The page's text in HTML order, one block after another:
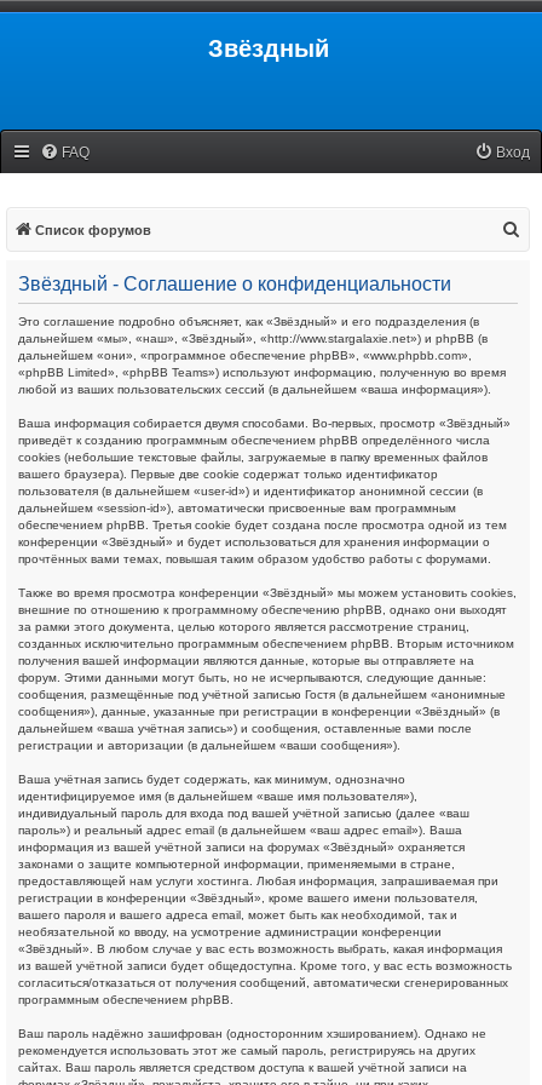
Звёздный
FAQ Вход
Список форумов
Звёздный - Соглашение о конфиденциальности
Это соглашение подробно объясняет, как «Звёздный» и его подразделения (в
дальнейшем «мы», «наш», «Звёздный», «http://www.stargalaxie.net») и phpBB (в
дальнейшем «они», «программное обеспечение phpBB», «www.phpbb.com»,
«phpBB Limited», «phpBB Teams») используют информацию, полученную во время
любой из ваших пользовательских сессий (в дальнейшем «ваша информация»).
Ваша информация собирается двумя способами. Во-первых, просмотр «Звёздный»
приведёт к созданию программным обеспечением phpBB определённого числа
cookies (небольшие текстовые файлы, загружаемые в папку временных файлов
вашего браузера). Первые две cookie содержат только идентификатор
пользователя (в дальнейшем «user-id») и идентификатор анонимной сессии (в
дальнейшем «session-id»), автоматически присвоенные вам программным
обеспечением phpBB. Третья cookie будет создана после просмотра одной из тем
конференции «Звёздный» и будет использоваться для хранения информации о
прочтённых вами темах, повышая таким образом удобство работы с форумами.
Также во время просмотра конференции «Звёздный» мы можем установить cookies,
внешние по отношению к программному обеспечению phpBB, однако они выходят
за рамки этого документа, целью которого является рассмотрение страниц,
созданных исключительно программным обеспечением phpBB. Вторым источником
получения вашей информации являются данные, которые вы отправляете на
форум. Этими данными могут быть, но не исчерпываются, следующие данные:
сообщения, размещённые под учётной записью Гостя (в дальнейшем «анонимные
сообщения»), данные, указанные при регистрации в конференции «Звёздный» (в
дальнейшем «ваша учётная запись») и сообщения, оставленные вами после
регистрации и авторизации (в дальнейшем «ваши сообщения»).
Ваша учётная запись будет содержать, как минимум, однозначно
идентифицируемое имя (в дальнейшем «ваше имя пользователя»),
индивидуальный пароль для входа под вашей учётной записью (далее «ваш
пароль») и реальный адрес email (в дальнейшем «ваш адрес email»). Ваша
информация из вашей учётной записи на форумах «Звёздный» охраняется
законами о защите компьютерной информации, применяемыми в стране,
предоставляющей нам услуги хостинга. Любая информация, запрашиваемая при
регистрации в конференции «Звёздный», кроме вашего имени пользователя,
вашего пароля и вашего адреса email, может быть как необходимой, так и
необязательной ко вводу, на усмотрение администрации конференции
«Звёздный». В любом случае у вас есть возможность выбрать, какая информация
из вашей учётной записи будет общедоступна. Кроме того, у вас есть возможность
согласиться/отказаться от получения сообщений, автоматически сгенерированных
программным обеспечением phpBB.
Ваш пароль надёжно зашифрован (односторонним хэшированием). Однако не
рекомендуется использовать этот же самый пароль, регистрируясь на других
сайтах. Ваш пароль является средством доступа к вашей учётной записи на